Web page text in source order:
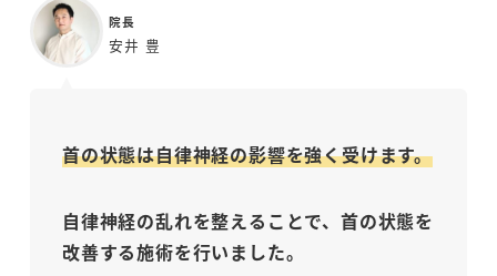
院長
安井 豊
首の状態は自律神経の影響を強く受けます。
自律神経の乱れを整えることで、首の状態を
改善する施術を行いました。